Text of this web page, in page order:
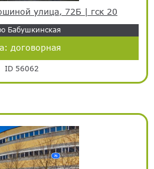
улица, 72Б | гск 20
Бабушкинская
договорная
ID 56062